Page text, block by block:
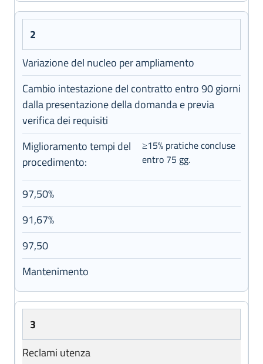
2
Variazione del nucleo per ampliamento
Cambio intestazione del contratto entro 90 giorni
dalla presentazione della domanda e previa
verifica dei requisiti
Miglioramento tempi del
procedimento:
≥15% pratiche concluse
entro 75 gg.
97,50%
91,67%
97,50
Mantenimento
3
Reclami utenza